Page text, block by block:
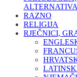
ALTERNATIVA
RAZNO
RELIGIJA
RJEČNICI,